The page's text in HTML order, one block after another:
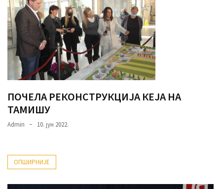
ПОЧЕЛА РЕКОНСТРУКЦИЈА КЕЈА НА
ТАМИШУ
Admin 10. јун 2022.
ОПШИРНИЈЕ